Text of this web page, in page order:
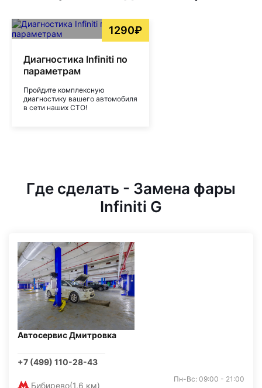
1290₽
Диагностика Infiniti по
параметрам
Пройдите комплексную
диагностику вашего автомобиля
в сети наших СТО!
Где сделать - Замена фары
Infiniti G
Автосервис Дмитровка
+7 (499) 110-28-43
Бибирево(1,6 км)
Пн-Вс: 09:00 - 21:00